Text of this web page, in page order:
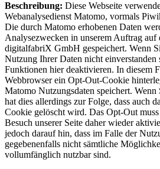
Beschreibung: Diese Webseite
Webanalysedienst Matomo, vormals
Die durch Matomo erhobenen Daten
Analysezwecken in unserem Auftrag auf
digitalfabriX GmbH gespeichert. Wenn
Nutzung Ihrer Daten nicht einverstanden
Funktionen hier deaktivieren. In diesem
Webbrowser ein Opt-Out-Cookie
Matomo Nutzungsdaten speichert.
hat dies allerdings zur Folge, dass auch
Cookie gelöscht wird. Das Opt-Out muss
Besuch unserer Seite daher wieder
jedoch darauf hin, dass im Falle der
gegebenenfalls nicht sämtliche
vollumfänglich nutzbar sind.